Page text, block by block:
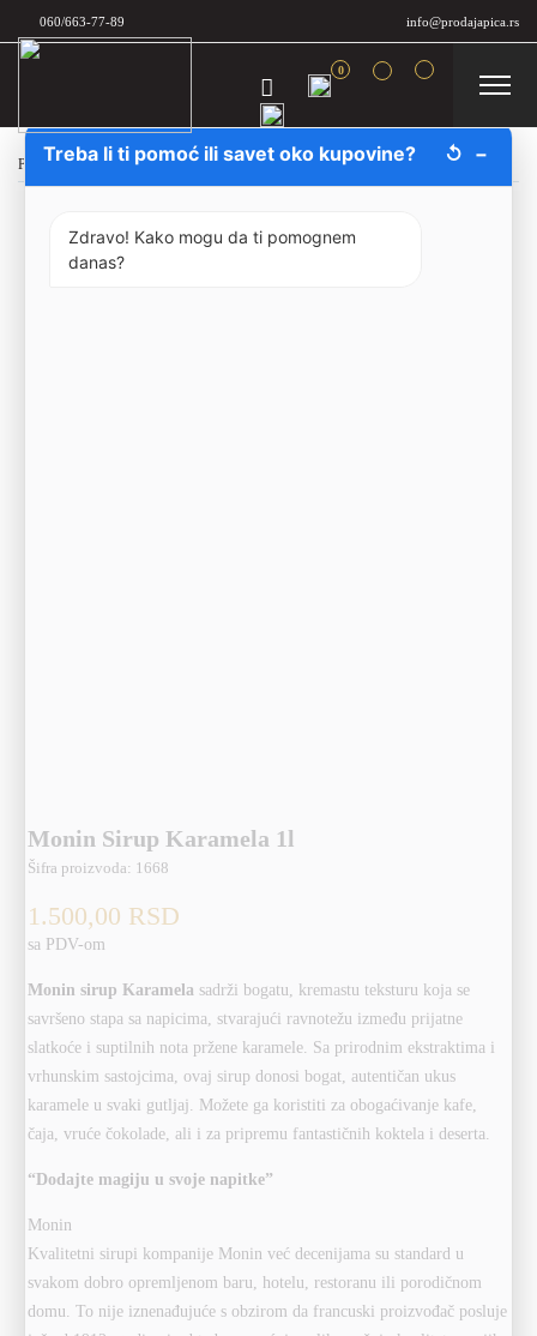
060/663-77-89 info@prodajapica.rs
0
Početna /Bezalkoholno/Monin /Monin Sirup Karamela 1l
Monin Sirup Karamela 1l
Šifra proizvoda: 1668
1.500,00 RSD
sa PDV-om
Monin sirup Karamela sadrži bogatu, kremastu teksturu koja se
savršeno stapa sa napicima, stvarajući ravnotežu između prijatne
slatkoće i suptilnih nota pržene karamele. Sa prirodnim ekstraktima i
vrhunskim sastojcima, ovaj sirup donosi bogat, autentičan ukus
karamele u svaki gutljaj. Možete ga koristiti za obogaćivanje kafe,
čaja, vruće čokolade, ali i za pripremu fantastičnih koktela i deserta.
“Dodajte magiju u svoje napitke”
Monin
Kvalitetni sirupi kompanije Monin već decenijama su standard u
svakom dobro opremljenom baru, hotelu, restoranu ili porodičnom
domu. To nije iznenađujuće s obzirom da francuski proizvođač posluje
Treba li ti pomoć ili savet oko kupovine? ↺ −
Zdravo! Kako mogu da ti pomognem
danas?